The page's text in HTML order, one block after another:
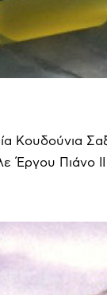
Κουδούνια
Έργου Πιάνο